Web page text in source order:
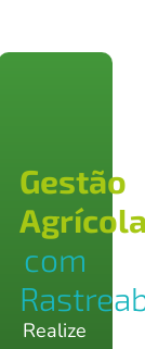
Gestão
com
Realize